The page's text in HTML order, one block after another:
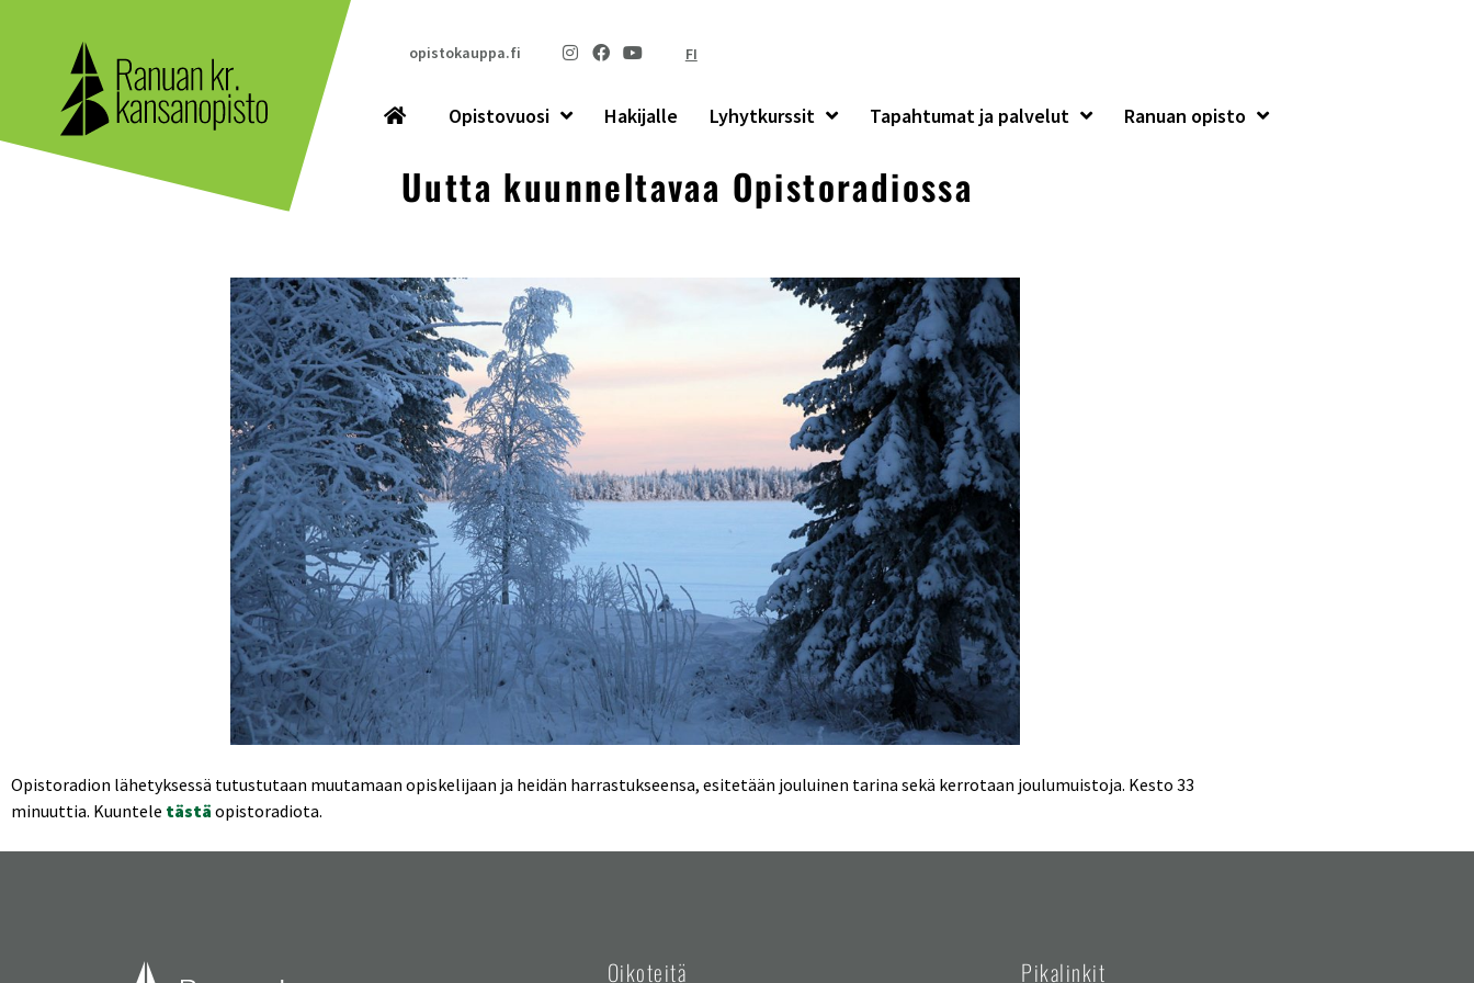
opistokauppa.fi FI
Opistovuosi Hakijalle Lyhytkurssit Tapahtumat ja palvelut Ranuan opisto
Uutta kuunneltavaa Opistoradiossa
Opistoradion lähetyksessä tutustutaan muutamaan opiskelijaan ja heidän harrastukseensa, esitetään jouluinen tarina sekä kerrotaan joulumuistoja. Kesto 33
minuuttia. Kuuntele tästä opistoradiota.
Oikoteitä Pikalinkit